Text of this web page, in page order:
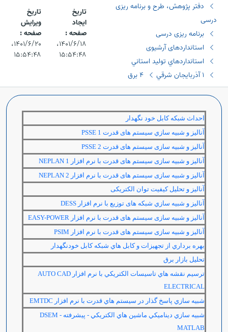
دفتر پژوهش، طرح و برنامه ریزی
درسی
برنامه ریزی درسی
استانداردهای آرشیوی
استانداردهاي توليد استاني
١ آذربايجان شرقي
٤ برق
تاریخ
ایجاد
صفحه :
۱۴۰۱/۶/۱۸،‏
۱۵:۵۴:۴۸
تاریخ
ویرایش
صفحه :
۱۴۰۱/۶/۲۰،‏
۱۵:۵۴:۴۸
احداث شبكه كابل خود نگهدار
آناليز و شبیه سازي سیستم های قدرت PSSE 1
آنالیز و شبیه سازی سیستم های قدرت PSSE 2
آناليز و شبیه سازی سیستم های قدرت با نرم افزار NEPLAN 1
آنالیز و شبیه سازی سیستم های قدرت با نرم افزار NEPLAN 2
آنالیز و تحلیل کیفیت توان الکتریکی
آنالیز و شبيه سازي شبکه های توزيع با نرم افزار DESS
آنالیز و شبیه سازی سیستم های قدرت با نرم افزار EASY-POWER
آنالیز و شبیه سازی سیستم های قدرت با نرم افزار PSIM
بهره برداري از تجهيزات و كابل هاي شبكه كابل خودنگهدار
تحلیل بازار برق
ترسيم نقشه هاي تاسيسات الكتريكي با نرم افزار AUTO CAD
ELECTRICAL
شبيه سازي پاسخ گذار در سيستم هاي قدرت با نرم افزار EMTDC
شبيه سازي ديناميكي ماشين هاي الكتريكي - پيشرفته - DSEM
MATLAB